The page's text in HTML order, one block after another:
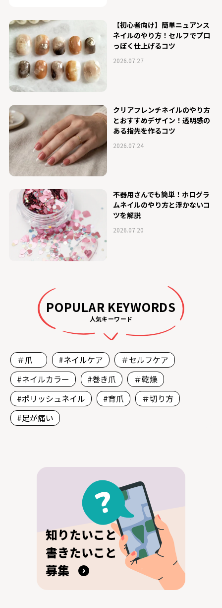
【初心者向け】簡単ニュアンス
ネイルのやり方！セルフでプロ
っぽく仕上げるコツ
2026.07.27
クリアフレンチネイルのやり方
とおすすめデザイン！透明感の
ある指先を作るコツ
2026.07.24
不器用さんでも簡単！ホログラ
ムネイルのやり方と浮かないコ
ツを解説
2026.07.20
POPULAR KEYWORDS
人気キーワード
＃爪 #ネイルケア
＃セルフケア
#ネイルカラー
#巻き爪
＃乾燥
#ポリッシュネイル
#育爪
＃切り方
#足が痛い